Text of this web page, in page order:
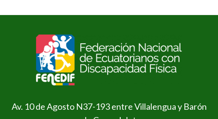
Av. 10 de Agosto N37-193 entre Villalengua y Barón